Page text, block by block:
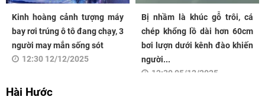
Kinh hoàng cảnh tượng máy
bay rơi trúng ô tô đang chạy, 3
người may mắn sống sót
12:30 12/12/2025
Bị nhầm là khúc gỗ trôi, cá
chép khổng lồ dài hơn 60cm
bơi lượn dưới kênh đào khiến
người...
12:30 05/12/2025
Hài Hước